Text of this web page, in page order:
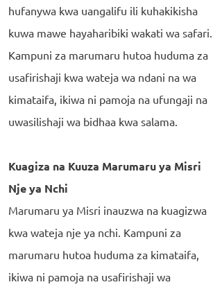
hufanywa kwa uangalifu ili kuhakikisha
kuwa mawe hayaharibiki wakati wa safari.
Kampuni za marumaru hutoa huduma za
usafirishaji kwa wateja wa ndani na wa
kimataifa, ikiwa ni pamoja na ufungaji na
uwasilishaji wa bidhaa kwa salama.
Kuagiza na Kuuza Marumaru ya Misri
Nje ya Nchi
Marumaru ya Misri inauzwa na kuagizwa
kwa wateja nje ya nchi. Kampuni za
marumaru hutoa huduma za kimataifa,
ikiwa ni pamoja na usafirishaji wa